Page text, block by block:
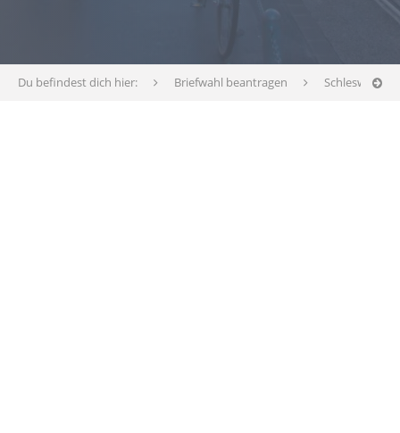
Du befindest dich hier: Briefwahl beantragen Schleswig-